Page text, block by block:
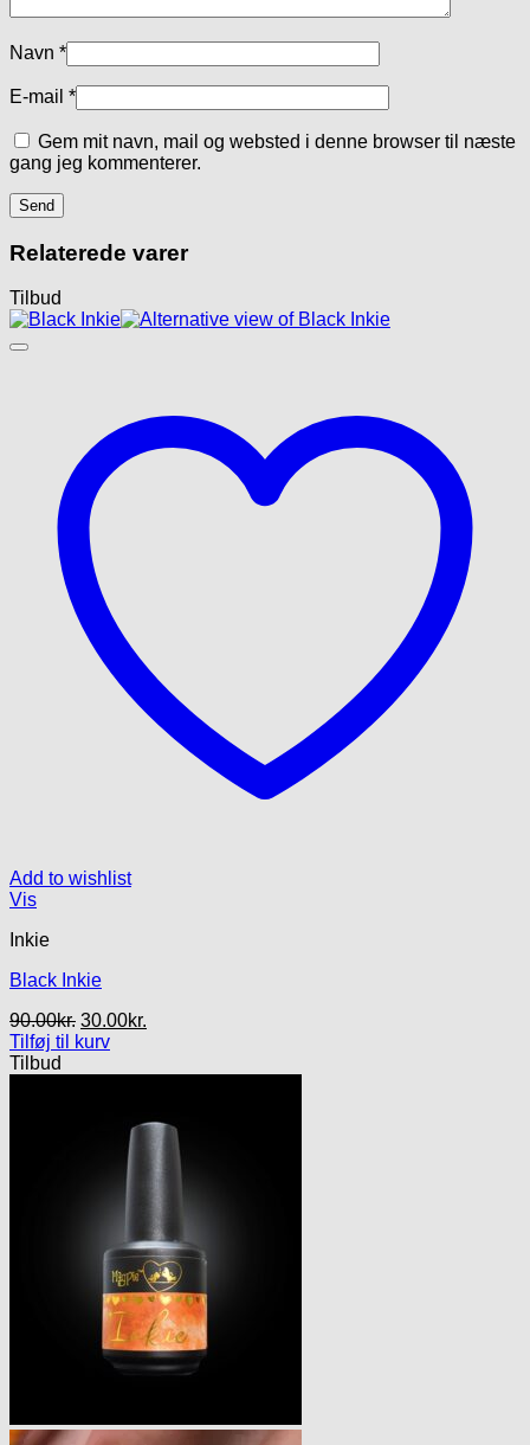
Navn *
E-mail *
Gem mit navn, mail og websted i denne browser til næste
gang jeg kommenterer.
Relaterede varer
Tilbud
Add to wishlist
Vis
Inkie
Black Inkie
90.00kr. Den
oprindelige
30.00kr.
Tilføj til kurv
Tilbud